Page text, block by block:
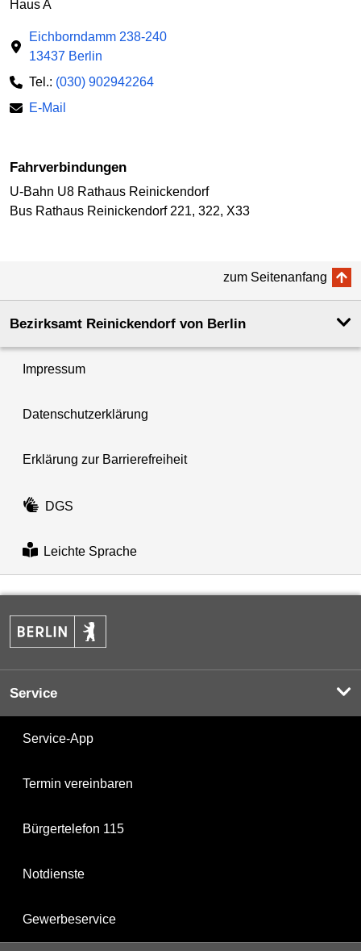
Haus A
Eichborndamm 238-240
13437 Berlin
Tel.: (030) 902942264
E-Mail
Fahrverbindungen
U-Bahn U8 Rathaus Reinickendorf
Bus Rathaus Reinickendorf 221, 322, X33
zum Seitenanfang
Bezirksamt Reinickendorf von Berlin
Impressum
Datenschutzerklärung
Erklärung zur Barrierefreiheit
DGS
Leichte Sprache
Service
Service-App
Termin vereinbaren
Bürgertelefon 115
Notdienste
Gewerbeservice